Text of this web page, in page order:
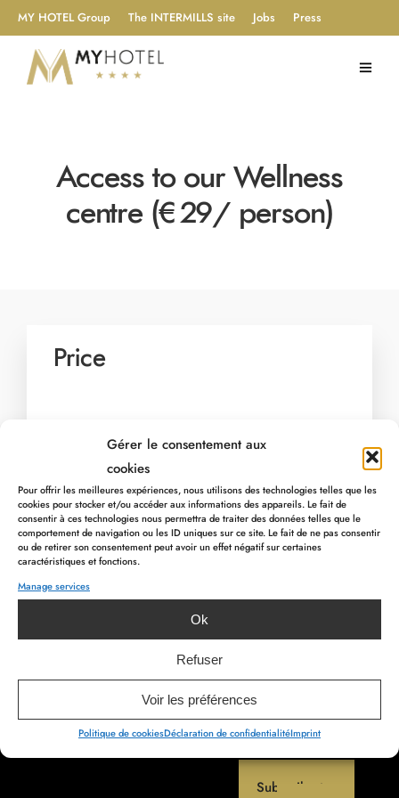
Gérer le consentement aux
cookies
Pour offrir les meilleures expériences, nous utilisons des technologies telles que les
cookies pour stocker et/ou accéder aux informations des appareils. Le fait de
consentir à ces technologies nous permettra de traiter des données telles que le
comportement de navigation ou les ID uniques sur ce site. Le fait de ne pas consentir
ou de retirer son consentement peut avoir un effet négatif sur certaines
caractéristiques et fonctions.
Manage services
Ok
Refuser
Voir les préférences
Politique de cookiesDéclaration de confidentialitéImprint
MY HOTEL Group The INTERMILLS site Jobs Press
Access to our Wellness
centre (€29/ person)
Price
PREVIOUS ARTICLE NEXT ARTICLE
Rue Devant les Grands Moulins 25
4960 Malmedy – BELGIQUE
+32 80 78 00 00
TVA :BE 0715.595.229
Subscribe to our